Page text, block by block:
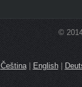
©
Čeština| English|